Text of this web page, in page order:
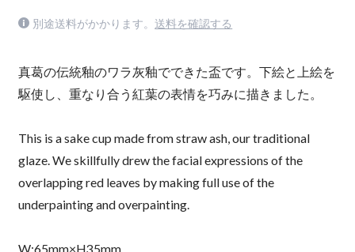
別途送料がかかります。 送料を確認する
真葛の伝統釉のワラ灰釉でできた盃です。下絵と上絵を
駆使し、重なり合う紅葉の表情を巧みに描きました。
This is a sake cup made from straw ash, our traditional
glaze. We skillfully drew the facial expressions of the
overlapping red leaves by making full use of the
underpainting and overpainting.
W:65mm×H35mm